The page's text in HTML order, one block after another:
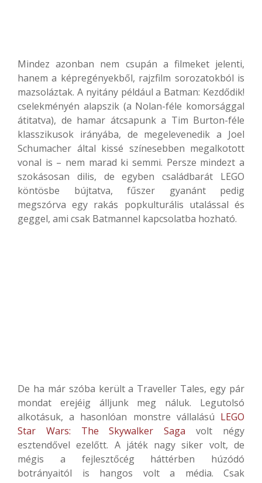
Mindez azonban nem csupán a filmeket jelenti,
hanem a képregényekből, rajzfilm sorozatokból is
mazsoláztak. A nyitány például a Batman: Kezdődik!
cselekményén alapszik (a Nolan-féle komorsággal
átitatva), de hamar átcsapunk a Tim Burton-féle
klasszikusok irányába, de megelevenedik a Joel
Schumacher által kissé színesebben megalkotott
vonal is – nem marad ki semmi. Persze mindezt a
szokásosan dilis, de egyben családbarát LEGO
köntösbe bújtatva, fűszer gyanánt pedig
megszórva egy rakás popkulturális utalással és
geggel, ami csak Batmannel kapcsolatba hozható.
De ha már szóba került a Traveller Tales, egy pár
mondat erejéig álljunk meg náluk. Legutolsó
alkotásuk, a hasonlóan monstre vállalású LEGO
Star Wars: The Skywalker Saga volt négy
esztendővel ezelőtt. A játék nagy siker volt, de
mégis a fejlesztőcég háttérben húzódó
botrányaitól is hangos volt a média. Csak